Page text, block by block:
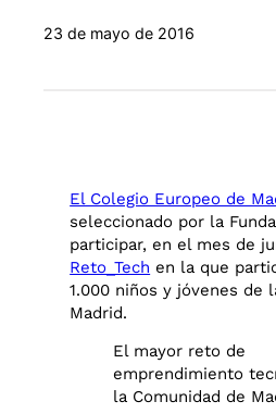
23 de mayo de 2016
El Colegio Europeo de
seleccionado por la
participar, en el mes de
Reto_Tech en la que
1.000 niños y jóvenes de
Madrid.
El mayor reto de
emprendimiento
la Comunidad de